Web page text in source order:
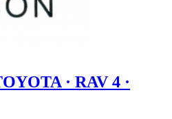
· RAV 4 ·